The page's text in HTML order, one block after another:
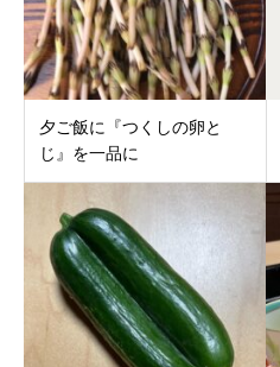
夕ご飯に『つくしの卵と
じ』を一品に